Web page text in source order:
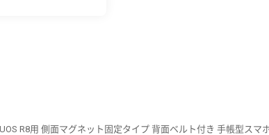
R8用 側面マグネット固定タイプ 背面ベルト付き 手帳型スマ